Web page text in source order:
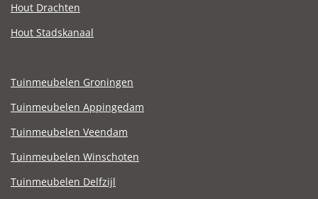
Hout Drachten
Hout Stadskanaal
Tuinmeubelen Groningen
Tuinmeubelen Appingedam
Tuinmeubelen Veendam
Tuinmeubelen Winschoten
Tuinmeubelen Delfzijl